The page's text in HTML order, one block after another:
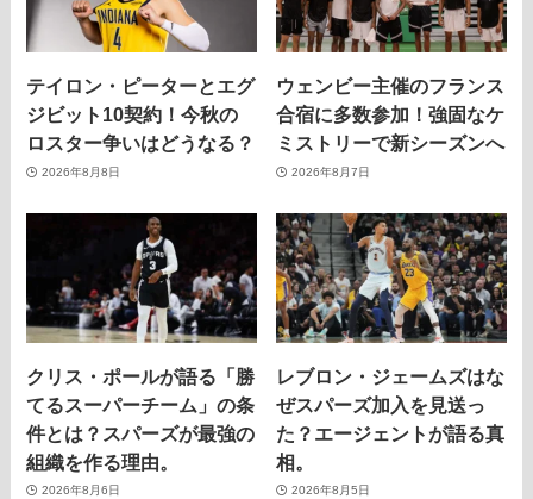
テイロン・ピーターとエグ
ジビット10契約！今秋の
ロスター争いはどうなる？
2026年8月8日
ウェンビー主催のフランス
合宿に多数参加！強固なケ
ミストリーで新シーズンへ
2026年8月7日
クリス・ポールが語る「勝
てるスーパーチーム」の条
件とは？スパーズが最強の
組織を作る理由。
2026年8月6日
レブロン・ジェームズはな
ぜスパーズ加入を見送っ
た？エージェントが語る真
相。
2026年8月5日